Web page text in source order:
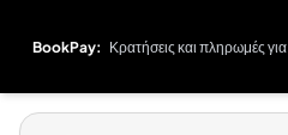
BookPay: Κρατήσεις και πληρωμές